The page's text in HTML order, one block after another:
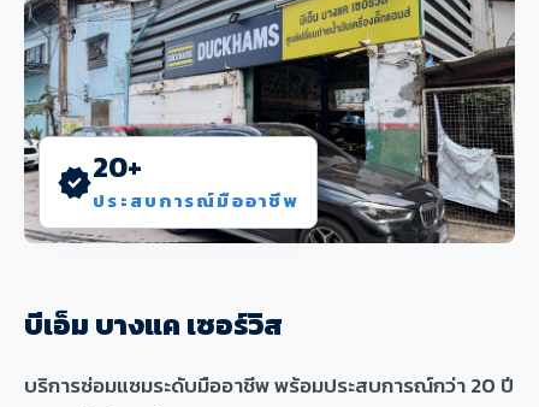
verified20+
ประสบการณ์มืออาชีพ
บีเอ็ม บางแค เซอร์วิส
บริการซ่อมแซมระดับมืออาชีพ พร้อมประสบการณ์กว่า 20 ปี